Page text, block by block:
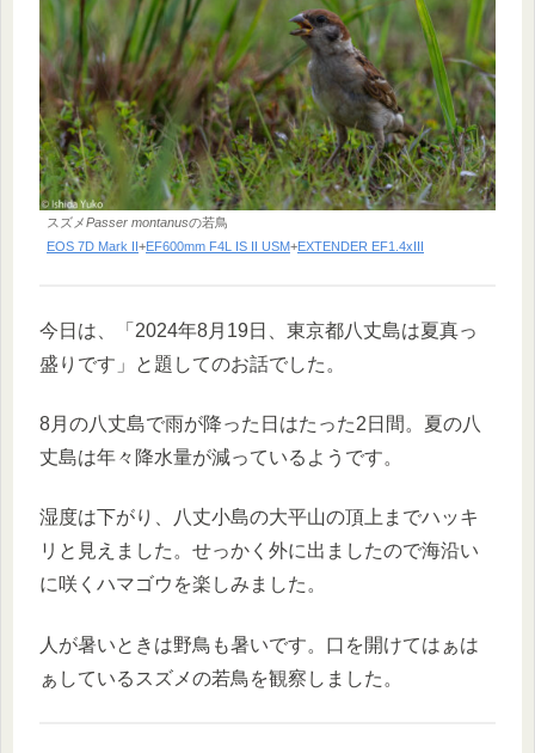
スズメPasser montanusの若鳥
EOS 7D Mark II+EF600mm F4L IS II USM+EXTENDER EF1.4xIII
今日は、「2024年8月19日、東京都八丈島は夏真っ
盛りです」と題してのお話でした。
8月の八丈島で雨が降った日はたった2日間。夏の八
丈島は年々降水量が減っているようです。
湿度は下がり、八丈小島の大平山の頂上までハッキ
リと見えました。せっかく外に出ましたので海沿い
に咲くハマゴウを楽しみました。
人が暑いときは野鳥も暑いです。口を開けてはぁは
ぁしているスズメの若鳥を観察しました。